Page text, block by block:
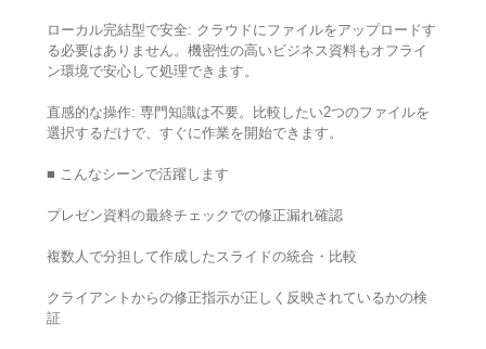
ローカル完結型で安全: クラウドにファイルをアップロードす
る必要はありません。機密性の高いビジネス資料もオフライ
ン環境で安心して処理できます。
直感的な操作: 専門知識は不要。比較したい2つのファイルを
選択するだけで、すぐに作業を開始できます。
■ こんなシーンで活躍します
プレゼン資料の最終チェックでの修正漏れ確認
複数人で分担して作成したスライドの統合・比較
クライアントからの修正指示が正しく反映されているかの検
証